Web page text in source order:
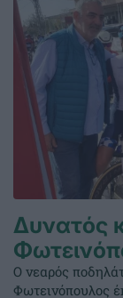
Δυνατός
Ο νεαρός
Φωτεινόπουλος